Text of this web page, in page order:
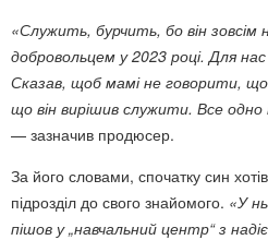
«Служить, бурчить, бо він зовсім
добровольцем у 2023 році. Для
Сказав, щоб мамі не говорити, що
що він вирішив служити. Все
— зазначив продюсер.
За його словами, спочатку син
підрозділ до свого знайомого. «У
пішов у „навчальний центр“ з